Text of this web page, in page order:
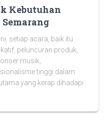
Kebutuhan
setiap acara, baik itu
peluncuran produk,
musik,
tinggi dalam
yang kerap dihadapi